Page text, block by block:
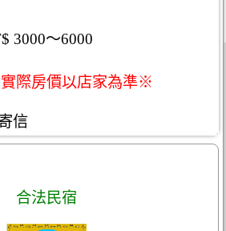
3000～6000
際房價以店家為準※
信
合法民宿